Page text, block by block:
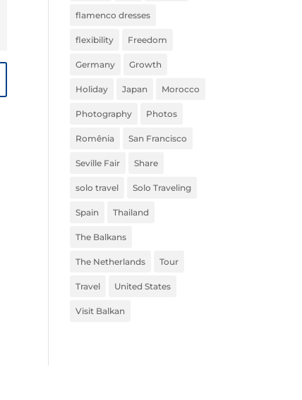
flamenco dresses
flexibility Freedom
Germany Growth
Holiday Japan Morocco
Photography Photos
Romênia San Francisco
Seville Fair Share
solo travel Solo Traveling
Spain Thailand
The Balkans
The Netherlands Tour
Travel United States
Visit Balkan